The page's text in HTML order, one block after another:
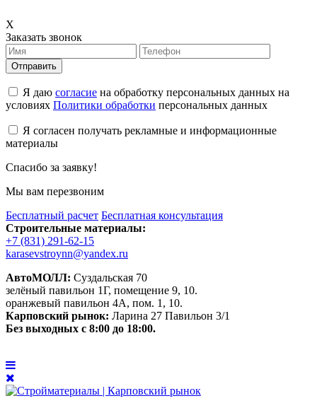
X
Заказать звонок
Отправить
Я даю согласие на обработку персональных данных на
условиях Политики обработки персональных данных
Я согласен получать рекламные и информационные
материалы
Спасибо за заявку!
Мы вам перезвоним
Бесплатный расчет Бесплатная консультация
Строительные материалы:
+7 (831) 291-62-15
karasevstroynn@yandex.ru
АвтоМОЛЛ: Суздальская 70
зелёный павильон 1Г, помещение 9, 10.
оранжевый павильон 4А, пом. 1, 10.
Карповский рынок: Ларина 27 Павильон 3/1
Без выходных с 8:00 до 18:00.